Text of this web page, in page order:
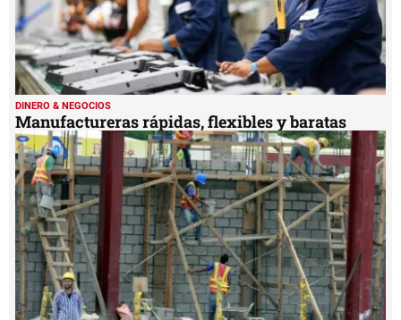
DINERO & NEGOCIOS
Manufactureras rápidas, flexibles y baratas